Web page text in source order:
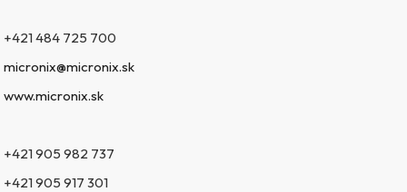
+421 484 725 700
micronix@micronix.sk
www.micronix.sk
+421 905 982 737
+421 905 917 301